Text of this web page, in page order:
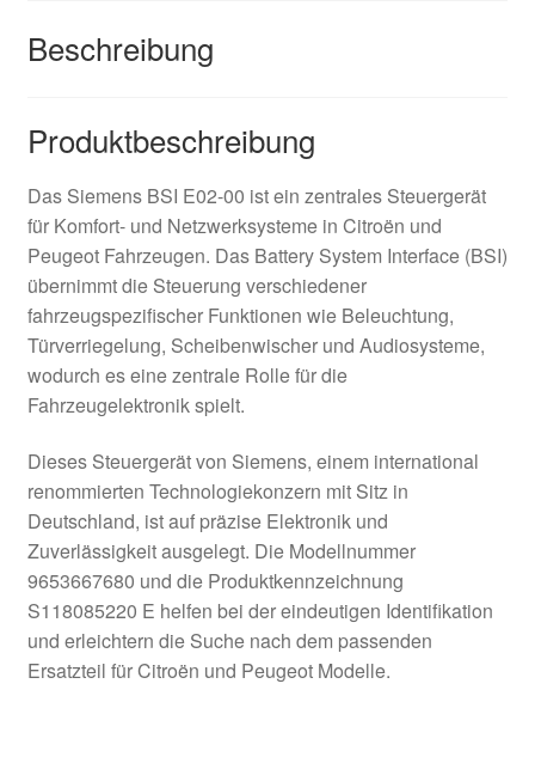
Beschreibung
Produktbeschreibung
Das Siemens BSI E02-00 ist ein zentrales Steuergerät
für Komfort- und Netzwerksysteme in Citroën und
Peugeot Fahrzeugen. Das Battery System Interface (BSI)
übernimmt die Steuerung verschiedener
fahrzeugspezifischer Funktionen wie Beleuchtung,
Türverriegelung, Scheibenwischer und Audiosysteme,
wodurch es eine zentrale Rolle für die
Fahrzeugelektronik spielt.
Dieses Steuergerät von Siemens, einem international
renommierten Technologiekonzern mit Sitz in
Deutschland, ist auf präzise Elektronik und
Zuverlässigkeit ausgelegt. Die Modellnummer
9653667680 und die Produktkennzeichnung
S118085220 E helfen bei der eindeutigen Identifikation
und erleichtern die Suche nach dem passenden
Ersatzteil für Citroën und Peugeot Modelle.